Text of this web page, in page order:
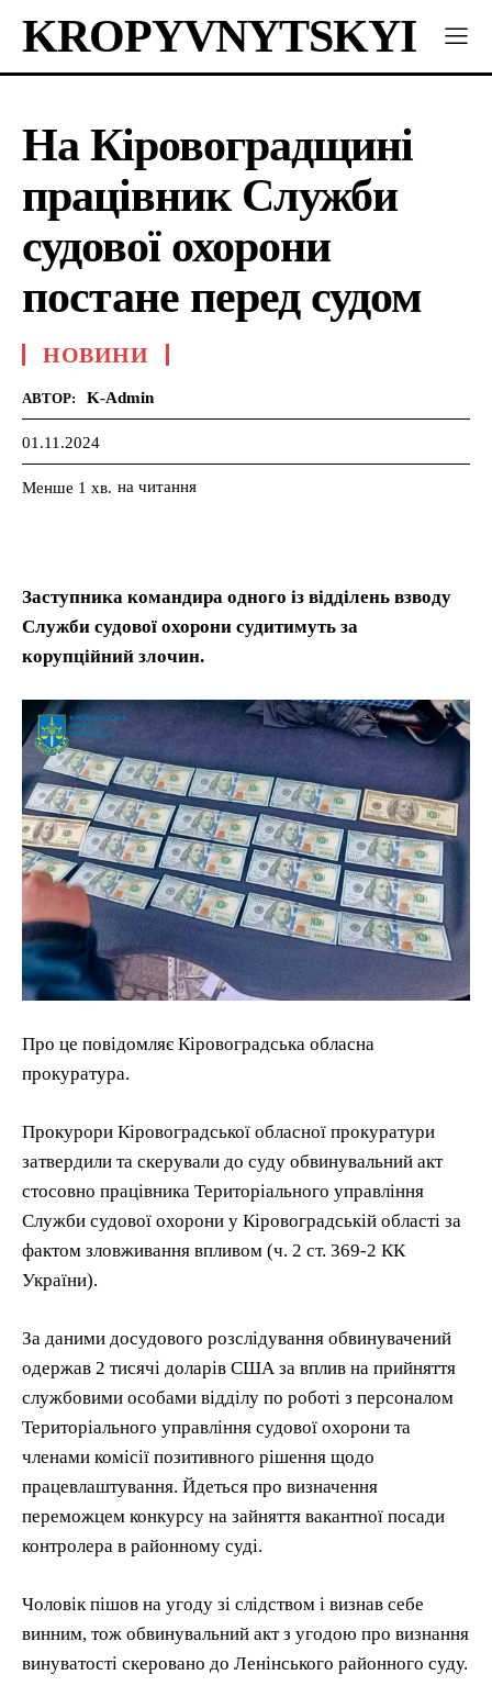
KROPYVNYTSKYI
На Кіровоградщині
працівник Служби
судової охорони
постане перед судом
НОВИНИ
АВТОР: K-Admin
01.11.2024
Менше 1 хв. на читання
Заступника командира одного із відділень взводу
Служби судової охорони судитимуть за
корупційний злочин.
Про це повідомляє Кіровоградська обласна
прокуратура.
Прокурори Кіровоградської обласної прокуратури
затвердили та скерували до суду обвинувальний акт
стосовно працівника Територіального управління
Служби судової охорони у Кіровоградській області за
фактом зловживання впливом (ч. 2 ст. 369-2 КК
України).
За даними досудового розслідування обвинувачений
одержав 2 тисячі доларів США за вплив на прийняття
службовими особами відділу по роботі з персоналом
Територіального управління судової охорони та
членами комісії позитивного рішення щодо
працевлаштування. Йдеться про визначення
переможцем конкурсу на зайняття вакантної посади
контролера в районному суді.
Чоловік пішов на угоду зі слідством і визнав себе
винним, тож обвинувальний акт з угодою про визнання
винуватості скеровано до Ленінського районного суду.